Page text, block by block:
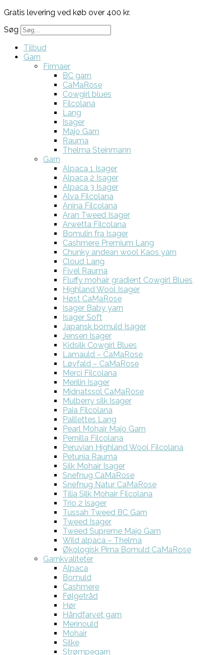
Gratis levering ved køb over 400 kr.
Søg
Tilbud
Garn
Firmaer
BC garn
CaMaRose
Cowgirl blues
Filcolana
Lang
Isager
Majo Garn
Rauma
Thelma Steinmann
Garn
Alpaca 1 Isager
Alpaca 2 Isager
Alpaca 3 Isager
Alva Filcolana
Anina Filcolana
Aran Tweed Isager
Arwetta Filcolana
Bomulin fra Isager
Cashmere Premium Lang
Chunky andean wool Kaos yarn
Cloud Lang
Fivel Rauma
Fluffy mohair gradient Cowgirl Blues
Highland Wool Isager
Høst CaMaRose
Isager Baby yarn
Isager Soft
Japansk bomuld Isager
Jensen Isager
Kidsilk Cowgirl Blues
Lamauld – CaMaRose
Løvfald – CaMaRose
Merci Filcolana
Merilin Isager
Midnatssol CaMaRose
Mulberry silk Isager
Paia Filcolana
Paillettes Lang
Pearl Mohair Majo Garn
Pernilla Filcolana
Peruvian Highland Wool Filcolana
Petunia Rauma
Silk Mohair Isager
Snefnug CaMaRose
Snefnug Natur CaMaRose
Tilia Silk Mohair Filcolana
Trio 2 Isager
Tussah Tweed BC Garn
Tweed Isager
Tweed Supreme Majo Garn
Wild alpaca – Thelma
Økologisk Pima Bomuld CaMaRose
Garnkvaliteter
Alpaca
Bomuld
Cashmere
Følgetråd
Hør
Håndfarvet garn
Merinould
Mohair
Silke
Strømpegarn